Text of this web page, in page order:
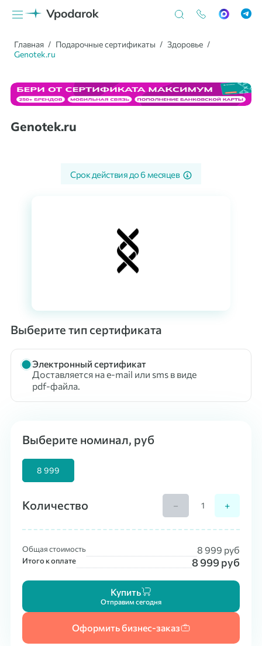
Главная Подарочные сертификаты
Здоровье
Genotek.ru
Genotek.ru
Срок действия до6 месяцев
Выберите тип сертификата
Электронный сертификат
Доставляется на e-mail или sms в виде
pdf-файла.
Выберите номинал, руб
8 999
Количество − +
Общая стоимость 8 999 руб
Итого к оплате 8 999 руб
Купить
Отправим сегодня
Оформить бизнес-заказ